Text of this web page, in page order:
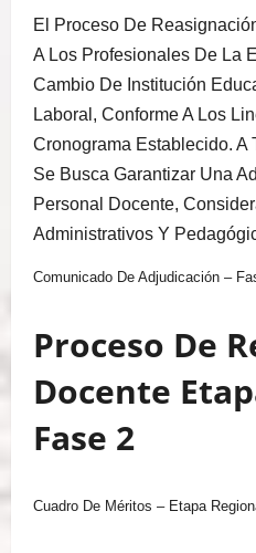
El Proceso De
A Los Profesionales De La
Cambio De Institución
Laboral, Conforme A Los
Cronograma Establecido. A
Se Busca Garantizar Una
Personal Docente,
Administrativos Y
Comunicado De Adjudicación –
Proceso De
Docente
Fase 2
Cuadro De Méritos – Etapa